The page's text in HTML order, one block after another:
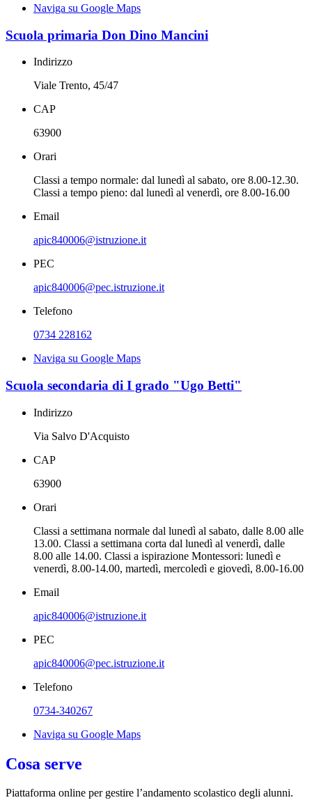
Naviga su Google Maps
Scuola primaria Don Dino Mancini
Indirizzo
Viale Trento, 45/47
CAP
63900
Orari
Classi a tempo normale: dal lunedì al sabato, ore 8.00-12.30.
Classi a tempo pieno: dal lunedì al venerdì, ore 8.00-16.00
Email
apic840006@istruzione.it
PEC
apic840006@pec.istruzione.it
Telefono
0734 228162
Naviga su Google Maps
Scuola secondaria di I grado "Ugo Betti"
Indirizzo
Via Salvo D'Acquisto
CAP
63900
Orari
Classi a settimana normale dal lunedì al sabato, dalle 8.00 alle
13.00. Classi a settimana corta dal lunedì al venerdì, dalle
8.00 alle 14.00. Classi a ispirazione Montessori: lunedì e
venerdì, 8.00-14.00, martedì, mercoledì e giovedì, 8.00-16.00
Email
apic840006@istruzione.it
PEC
apic840006@pec.istruzione.it
Telefono
0734-340267
Naviga su Google Maps
Cosa serve
Piattaforma online per gestire l’andamento scolastico degli alunni.